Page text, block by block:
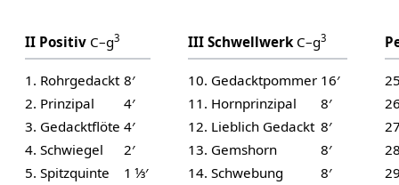
II PositivC–g3
1. Rohrgedackt 8′
2. Prinzipal
4′
3. Gedacktflöte 4′
4. Schwiegel
2′
5. Spitzquinte
1 1⁄3′
III SchwellwerkC–g3
10. Gedacktpommer 16′
11. Hornprinzipal
8′
12. Lieblich Gedackt 8′
13. Gemshorn
8′
14. Schwebung
8′